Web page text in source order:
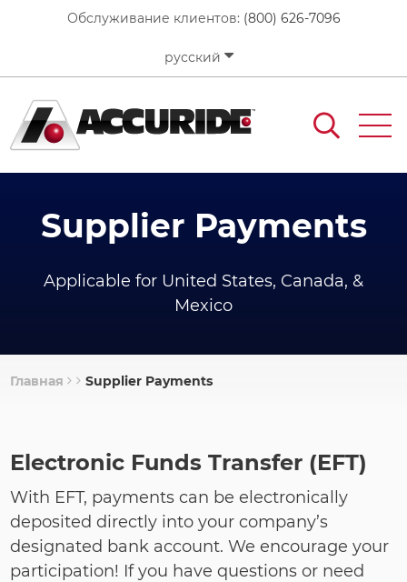
содержанию
Обслуживание клиентов: (800) 626-7096
русский
Supplier Payments
Applicable for United States, Canada, &
Mexico
Главная Supplier Payments
Electronic Funds Transfer (EFT)
With EFT, payments can be electronically
deposited directly into your company’s
designated bank account. We encourage your
participation! If you have questions or need